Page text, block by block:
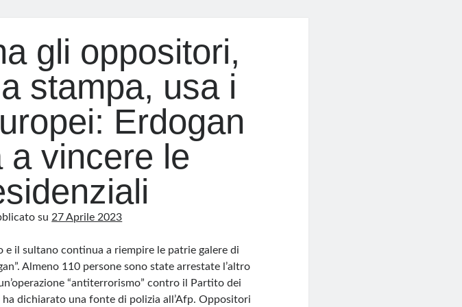
gli oppositori,
stampa, usa i
Erdogan
a vincere le
su 27 Aprile 2023
e il sultano continua a riempire le patrie galere di
Almeno 110 persone sono state arrestate l’altro
“antiterrorismo” contro il Partito dei
dichiarato una fonte di polizia all’Afp. Oppositori